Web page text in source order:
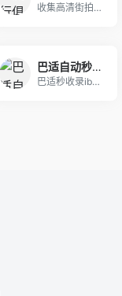
收集高清街拍美女套图为主的街拍网站，汇聚了全网最
巴适自动秒收录
巴适秒收录ibashi.net是一个分享优秀的网